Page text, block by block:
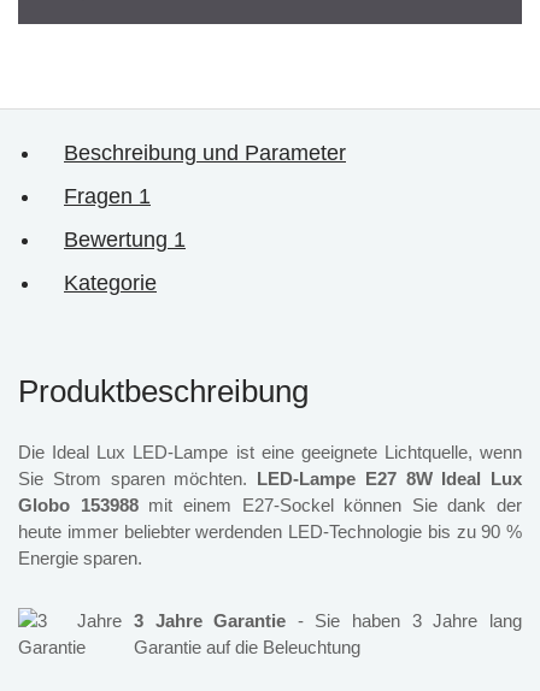
Beschreibung und Parameter
Fragen 1
Bewertung 1
Kategorie
Produktbeschreibung
Die Ideal Lux LED-Lampe ist eine geeignete Lichtquelle, wenn
Sie Strom sparen möchten. LED-Lampe E27 8W Ideal Lux
Globo 153988mit einem E27-Sockel können Sie dank der
heute immer beliebter werdenden LED-Technologie bis zu 90 %
Energie sparen.
3 Jahre Garantie - Sie haben 3 Jahre lang
Garantie auf die Beleuchtung